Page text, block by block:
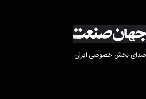
صدای بخش خصوصی ایران